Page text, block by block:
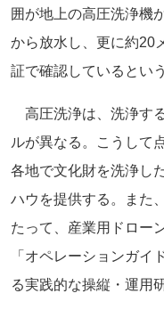
囲が地上の高圧洗浄機
から放水し、更に約20
証で確認しているという
高圧洗浄は、洗浄す
ルが異なる。こうして
各地で文化財を洗浄し
ハウを提供する。また
たって、産業用ドロー
「オペレーションガイ
る実践的な操縦・運用